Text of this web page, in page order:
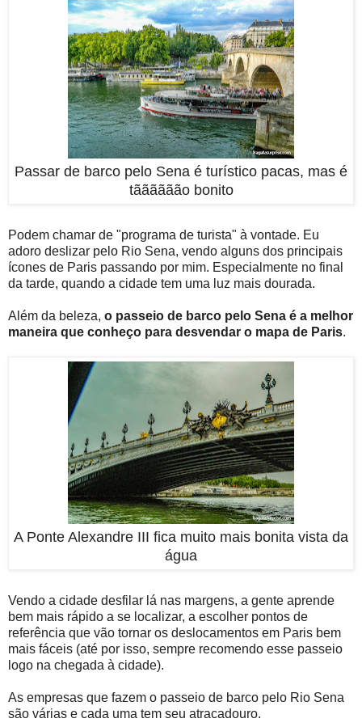
Passar de barco pelo Sena é turístico pacas, mas é
tãããããão bonito
Podem chamar de "programa de turista" à vontade. Eu
adoro deslizar pelo Rio Sena, vendo alguns dos principais
ícones de Paris passando por mim. Especialmente no final
da tarde, quando a cidade tem uma luz mais dourada.
Além da beleza, o passeio de barco pelo Sena é a melhor
maneira que conheço para desvendar o mapa de Paris.
A Ponte Alexandre III fica muito mais bonita vista da
água
Vendo a cidade desfilar lá nas margens, a gente aprende
bem mais rápido a se localizar, a escolher pontos de
referência que vão tornar os deslocamentos em Paris bem
mais fáceis (até por isso, sempre recomendo esse passeio
logo na chegada à cidade).
As empresas que fazem o passeio de barco pelo Rio Sena
são várias e cada uma tem seu atracadouro.